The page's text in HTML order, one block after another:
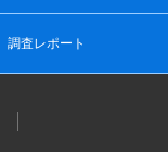
調査レポート